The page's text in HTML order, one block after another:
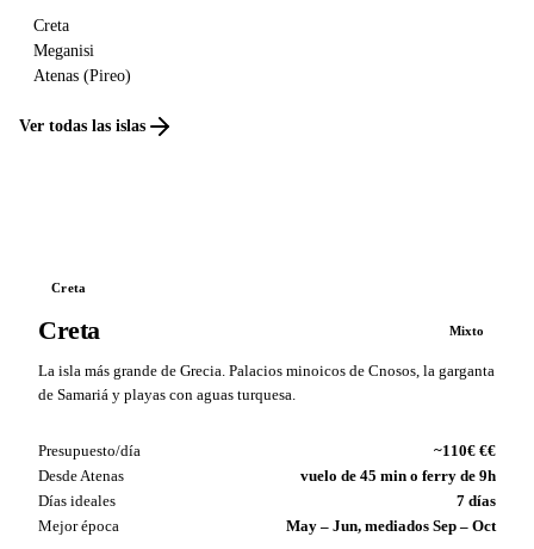
Creta
Meganisi
Atenas (Pireo)
Ver todas las islas
Creta
Creta Mixto
La isla más grande de Grecia. Palacios minoicos de Cnosos, la garganta
de Samariá y playas con aguas turquesa.
Presupuesto/día
~110€ €€
Desde Atenas
vuelo de 45 min o ferry de 9h
Días ideales
7 días
Mejor época
May – Jun, mediados Sep – Oct